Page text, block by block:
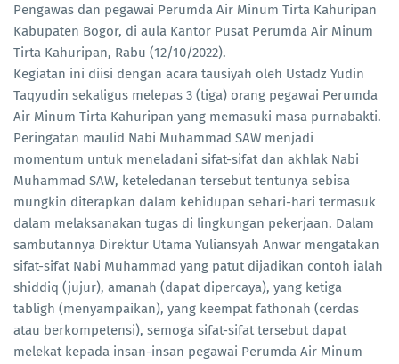
Pengawas dan pegawai Perumda Air Minum Tirta Kahuripan
Kabupaten Bogor, di aula Kantor Pusat Perumda Air Minum
Tirta Kahuripan, Rabu (12/10/2022).
Kegiatan ini diisi dengan acara tausiyah oleh Ustadz Yudin
Taqyudin sekaligus melepas 3 (tiga) orang pegawai Perumda
Air Minum Tirta Kahuripan yang memasuki masa purnabakti.
Peringatan maulid Nabi Muhammad SAW menjadi
momentum untuk meneladani sifat-sifat dan akhlak Nabi
Muhammad SAW, keteledanan tersebut tentunya sebisa
mungkin diterapkan dalam kehidupan sehari-hari termasuk
dalam melaksanakan tugas di lingkungan pekerjaan. Dalam
sambutannya Direktur Utama Yuliansyah Anwar mengatakan
sifat-sifat Nabi Muhammad yang patut dijadikan contoh ialah
shiddiq (jujur), amanah (dapat dipercaya), yang ketiga
tabligh (menyampaikan), yang keempat fathonah (cerdas
atau berkompetensi), semoga sifat-sifat tersebut dapat
melekat kepada insan-insan pegawai Perumda Air Minum